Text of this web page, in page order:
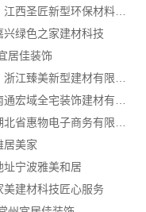
本地好用室内装修费用预算：江西圣匠新型环保材料有限公司
绿色之家建材科技
居佳装饰
居美家
址宁波雅美和居
美建材科技匠心服务